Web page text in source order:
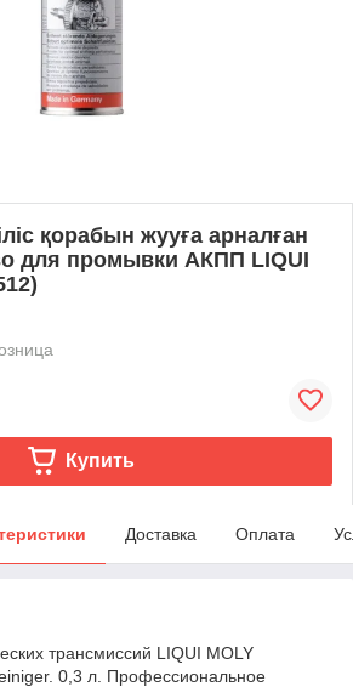
қорабын жууға арналған
для промывки АКПП LIQUI
Купить
Доставка Оплата
трансмиссий LIQUI MOLY
0,3 л. Профессиональное